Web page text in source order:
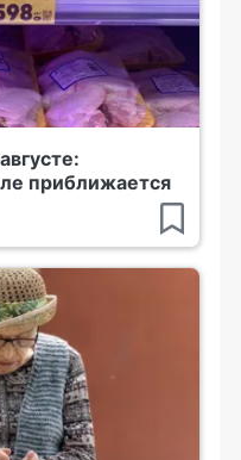
приближается